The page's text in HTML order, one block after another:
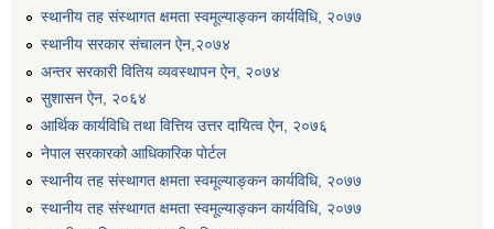
स्थानीय तह संस्थागत क्षमता स्वमूल्याङ्कन कार्यविधि, २०७७
स्थानीय सरकार संचालन ऐन,२०७४
अन्तर सरकारी वितिय व्यवस्थापन ऐन, २०७४
सुशासन ऐन, २०६४
आर्थिक कार्यविधि तथा वित्तिय उत्तर दायित्व ऐन, २०७६
नेपाल सरकारको आधिकारिक पोर्टल
स्थानीय तह संस्थागत क्षमता स्वमूल्याङ्कन कार्यविधि, २०७७
स्थानीय तह संस्थागत क्षमता स्वमूल्याङ्कन कार्यविधि, २०७७